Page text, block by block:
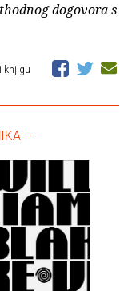
dogovora s
knjigu
–